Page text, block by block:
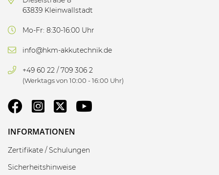
63839 Kleinwallstadt
Mo-Fr: 8:30-16:00 Uhr
info@hkm-akkutechnik.de
+49 60 22 / 709 306 2
(Werktags von 10:00 - 16:00 Uhr)
INFORMATIONEN
Zertifikate / Schulungen
Sicherheitshinweise